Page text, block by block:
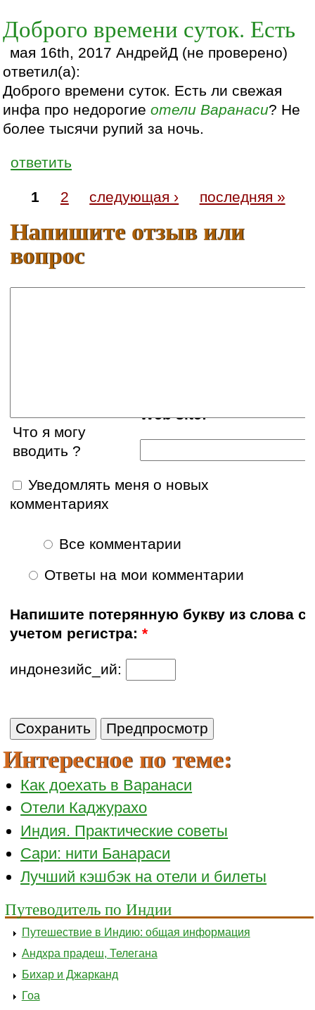
Доброго времени суток. Есть
мая 16th, 2017 АндрейД (не проверено)
ответил(а):
Доброго времени суток. Есть ли свежая
инфа про недорогиеотели Варанаси? Не
более тысячи рупий за ночь.
ответить
1 2 следующая › последняя »
Напишите отзыв или
вопрос
Web site:
Что я могу
вводить ?
Уведомлять меня о новых
комментариях
Все комментарии
Ответы на мои комментарии
Напишите потерянную букву из слова с
учетом регистра:*
индонезийс_ий:
Интересное по теме:
Как доехать в Варанаси
Отели Каджурахо
Индия. Практические советы
Сари: нити Банараси
Лучший кэшбэк на отели и билеты
Путеводитель по Индии
Путешествие в Индию: общая информация
Андхра прадеш, Телегана
Бихар и Джарканд
Гоа